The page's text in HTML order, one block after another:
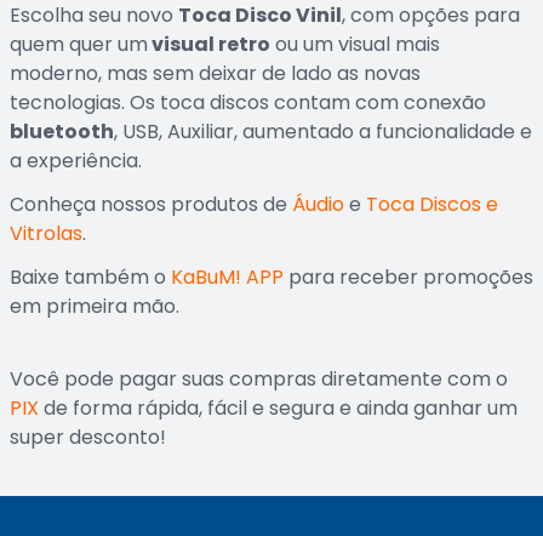
Escolha seu novo Toca Disco Vinil, com opções para
quem quer umvisual retro ou um visual mais
moderno, mas sem deixar de lado as novas
tecnologias. Os toca discos contam com conexão
bluetooth, USB, Auxiliar, aumentado a funcionalidade e
a experiência.
Conheça nossos produtos de Áudioe Toca Discos e
Vitrolas.
Baixe também o KaBuM! APP para receber promoções
em primeira mão.
Você pode pagar suas compras diretamente com o
PIX de forma rápida, fácil e segura e ainda ganhar um
super desconto!